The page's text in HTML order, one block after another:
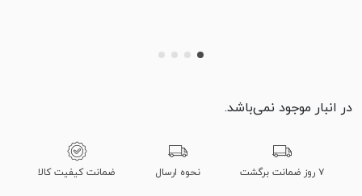
در انبار موجود نمی‌باشد.
۷ روز ضمانت برگشت نحوه ارسال ضمانت کیفیت کالا